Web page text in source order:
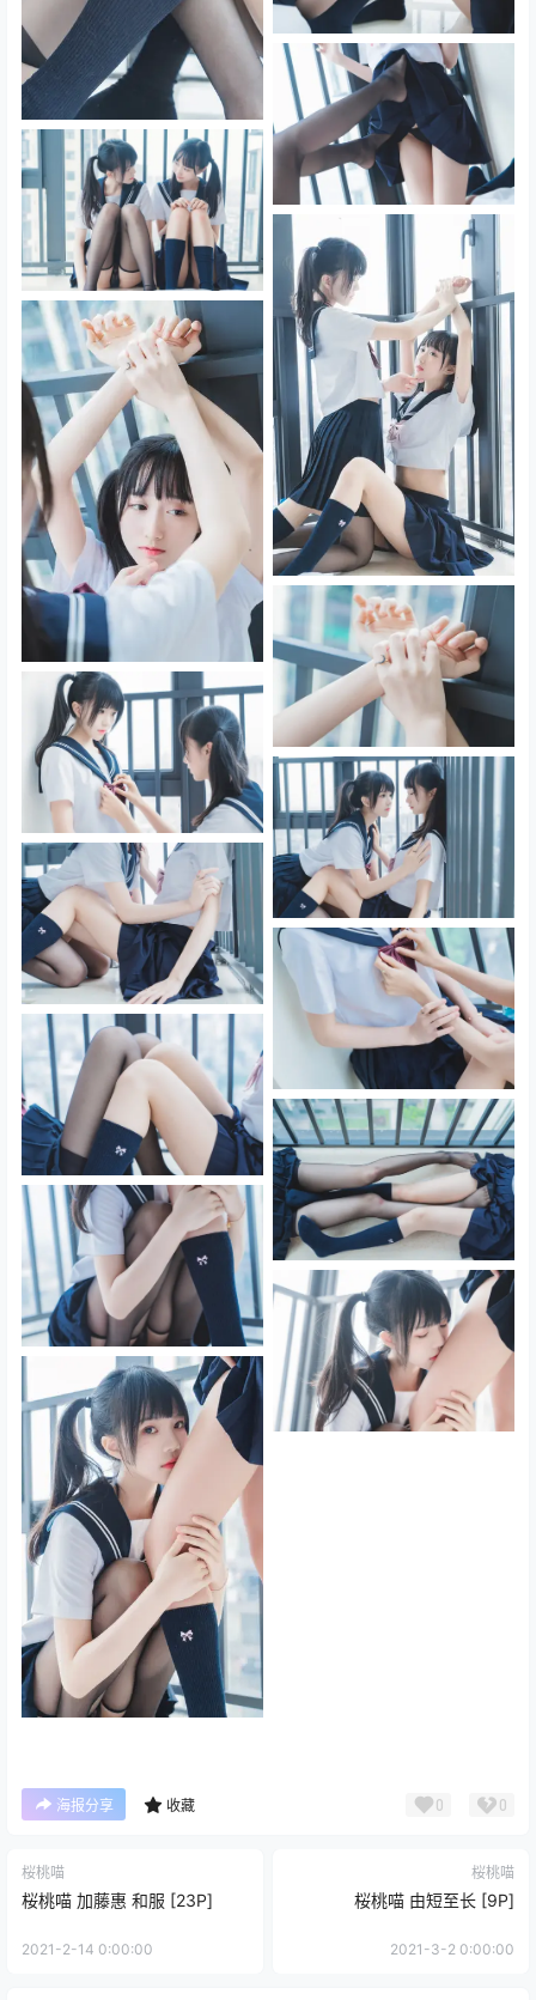
海报分享 收藏 0 0
桜桃喵
桜桃喵 加藤惠 和服 [23P]
2021-2-14 0:00:00
桜桃喵
桜桃喵 由短至长 [9P]
2021-3-2 0:00:00